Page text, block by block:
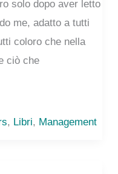
solo dopo aver letto
me, adatto a tutti
coloro che nella
ciò che
, Libri, Management